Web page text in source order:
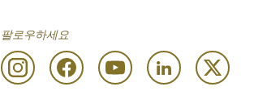
팔로우하세요